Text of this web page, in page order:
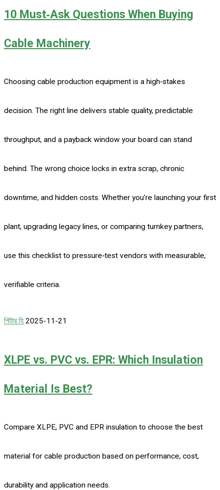
10 Must‑Ask Questions When Buying
Cable Machinery
Choosing cable production equipment is a high‑stakes
decision. The right line delivers stable quality, predictable
throughput, and a payback window your board can stand
behind. The wrong choice locks in extra scrap, chronic
downtime, and hidden costs. Whether you’re launching your first
plant, upgrading legacy lines, or comparing turnkey partners,
use this checklist to pressure‑test vendors with measurable,
verifiable criteria.
পিটার হি 2025-11-21
XLPE vs. PVC vs. EPR: Which Insulation
Material Is Best?
Compare XLPE, PVC and EPR insulation to choose the best
material for cable production based on performance, cost,
durability and application needs.